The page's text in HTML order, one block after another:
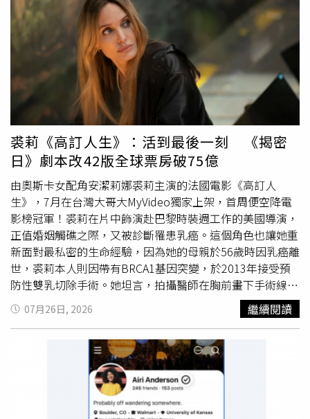
加節目的李哲言很有興趣，兩人還合作歌曲
〈Butterfliez〉，沒想到多年後與她有進一步發展的是與李
哲言同為Ozone的隊友林佳辰。安吉曾在《為你唱情歌》與
林佳辰的隊友李哲言合作。（圖／翻攝自YouTube）但在林
佳辰之前，安吉一直有位緋聞男友，就是比她大7歲的
Shang，該位男子曾在美國哥倫比亞大學修心理學，長相帥
氣且家境富裕，異性緣很好，曾因與莫允雯合照而傳出緋
聞，但事後莫允雯表示兩人只是朋友關係。而Shang與安吉
交往後，安吉也說自己知道情況，跟莫允雯也是好朋友。安
吉曾與富二代Shang交往，兩人還有合作歌曲。（圖／翻攝
自YouTube）交往期間安吉與Shang的感情相當好，曾在受
訪時表示收過印象最深刻的禮物，就是男友送的價值約3萬
元的精品項鍊，她則回送2萬元的投影機。而安吉的音樂作
品〈我夢見你做壞事〉是為男友寫的，而且是由對方填詞，
Shang的本名「周尚頤」也出現在歌曲資訊中。Julie曾不允
許女兒外宿，還說結婚後住處不能離開家裡巷子。（圖／索
尼音樂提供）不過安吉與Shang去年初傳出分手消息，身為
爸媽的掌上明珠，媽媽Julie不讓安吉外宿，加上安吉將重
心放在事業上，Shang也經常飛去國外，導致兩人聚少離
多，最後決定退回朋友關係。除了不讓女兒外宿，Julie也
在受訪時向未來女婿開出條件：「如果要娶我女兒，住的地
方不能離開我們家那條巷子！」不過現在安吉卻能在深夜與
林佳辰回家，看來媽媽對兩人的關係相當放心。對於林佳辰
與安吉的關係，兩人所屬唱片公司表示：「藝人的私人行程
裘莉《高訂人生》：活到最後一刻 《揭密
日》劇本改42版全球票房破75億
由奧斯卡女配角安潔莉娜裘莉主演的法國電影《高訂人
生》，7月在台灣大哥大MyVideo獨家上架，首周便空降電
影榜冠軍！裘莉在片中飾演赴巴黎時裝週工作的美國導演，
正值婚姻觸礁之際，又被診斷罹患乳癌。這個角色也讓她重
新面對最私密的生命經驗，因為她的母親於56歲時因乳癌離
世，裘莉本人則因帶有BRCA1基因突變，於2013年接受預
防性雙乳切除手術。她坦言，拍攝醫師在胸前畫下手術線的
場景時，彷彿將好萊塢帶進自己的病房，「我們把這一切分
享出來，感覺非常脆弱。」由於裘莉的母親曾說：「大家問
我的永遠都只有癌症。」這句話讓她更堅定，《高訂人生》
不能只把女主角拍成一名癌症病人，而要讓觀眾看見她仍是
一個有工作、情感與渴望的完整的人。為呈現角色長期在法
國工作的狀態，裘莉在《高訂人生》中挑戰大量法文台詞，
從語言、語調到肢體節奏都下足功夫，導演艾莉絲溫諾克爾
07月26日, 2026 繼續閱讀